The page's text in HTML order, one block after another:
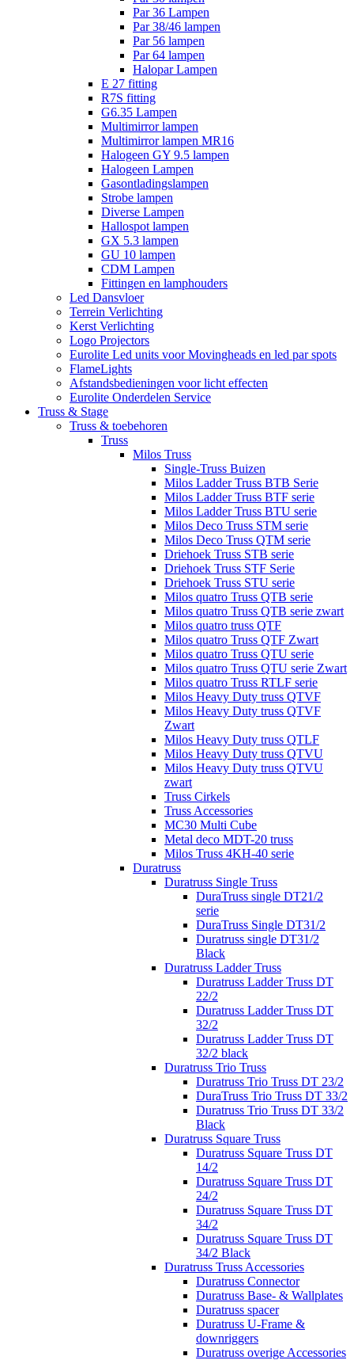
Par 36 Lampen
Par 38/46 lampen
Par 56 lampen
Par 64 lampen
Halopar Lampen
E 27 fitting
R7S fitting
G6.35 Lampen
Multimirror lampen
Multimirror lampen MR16
Halogeen GY 9.5 lampen
Halogeen Lampen
Gasontladingslampen
Strobe lampen
Diverse Lampen
Hallospot lampen
GX 5.3 lampen
GU 10 lampen
CDM Lampen
Fittingen en lamphouders
Led Dansvloer
Terrein Verlichting
Kerst Verlichting
Logo Projectors
Eurolite Led units voor Movingheads en led par spots
FlameLights
Afstandsbedieningen voor licht effecten
Eurolite Onderdelen Service
Truss & Stage
Truss & toebehoren
Truss
Milos Truss
Single-Truss Buizen
Milos Ladder Truss BTB Serie
Milos Ladder Truss BTF serie
Milos Ladder Truss BTU serie
Milos Deco Truss STM serie
Milos Deco Truss QTM serie
Driehoek Truss STB serie
Driehoek Truss STF Serie
Driehoek Truss STU serie
Milos quatro Truss QTB serie
Milos quatro Truss QTB serie zwart
Milos quatro truss QTF
Milos quatro Truss QTF Zwart
Milos quatro Truss QTU serie
Milos quatro Truss QTU serie Zwart
Milos quatro Truss RTLF serie
Milos Heavy Duty truss QTVF
Milos Heavy Duty truss QTVF
Zwart
Milos Heavy Duty truss QTLF
Milos Heavy Duty truss QTVU
Milos Heavy Duty truss QTVU
zwart
Truss Cirkels
Truss Accessories
MC30 Multi Cube
Metal deco MDT-20 truss
Milos Truss 4KH-40 serie
Duratruss
Duratruss Single Truss
DuraTruss single DT21/2
serie
DuraTruss Single DT31/2
Duratruss single DT31/2
Black
Duratruss Ladder Truss
Duratruss Ladder Truss DT
22/2
Duratruss Ladder Truss DT
32/2
Duratruss Ladder Truss DT
32/2 black
Duratruss Trio Truss
Duratruss Trio Truss DT 23/2
DuraTruss Trio Truss DT 33/2
Duratruss Trio Truss DT 33/2
Black
Duratruss Square Truss
Duratruss Square Truss DT
14/2
Duratruss Square Truss DT
24/2
Duratruss Square Truss DT
34/2
Duratruss Square Truss DT
34/2 Black
Duratruss Truss Accessories
Duratruss Connector
Duratruss Base- & Wallplates
Duratruss spacer
Duratruss U-Frame &
downriggers
Duratruss overige Accessories